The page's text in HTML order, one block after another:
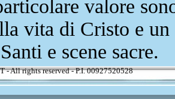
valore
vita di Cristo e
e scene sacre.
- All rights reserved - P.I. 00927520528